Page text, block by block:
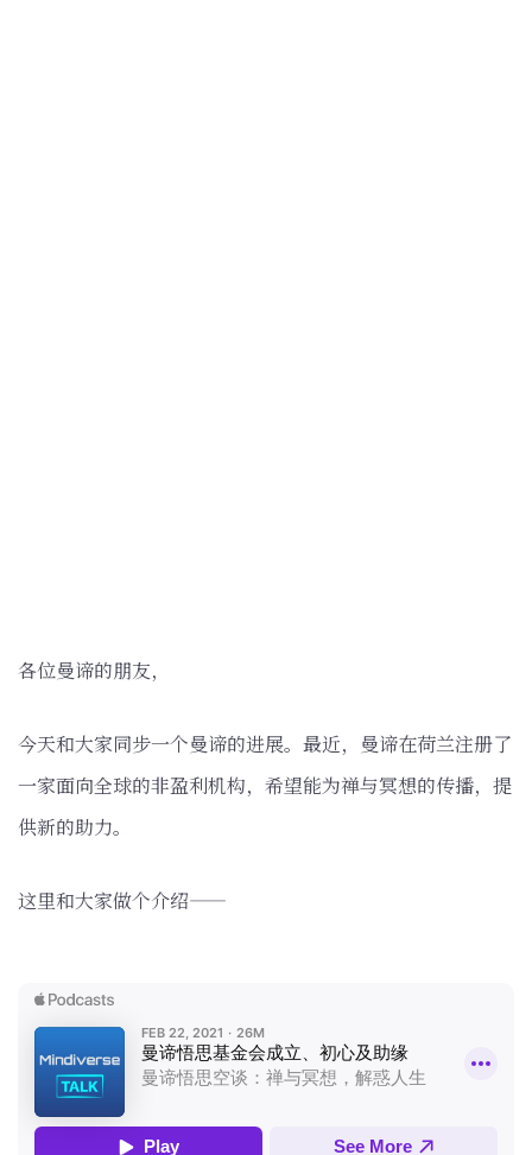
各位曼谛的朋友，
今天和大家同步一个曼谛的进展。最近，曼谛在荷兰注册了
一家面向全球的非盈利机构，希望能为禅与冥想的传播，提
供新的助力。
这里和大家做个介绍——